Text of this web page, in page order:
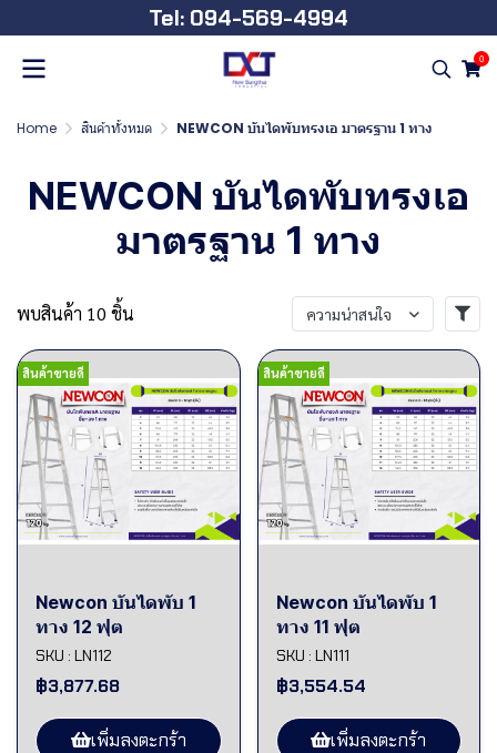
Tel: 094-569-4994
0
Home สินค้าทั้งหมด NEWCON บันไดพับทรงเอ มาตรฐาน 1 ทาง
NEWCON บันไดพับทรงเอ
มาตรฐาน 1 ทาง
พบสินค้า 10 ชิ้น ความน่าสนใจ
สินค้าขายดี
Newcon บันไดพับ 1
ทาง 12 ฟุต
SKU : LN112
฿3,877.68
เพิ่มลงตะกร้า
สินค้าขายดี
Newcon บันไดพับ 1
ทาง 11 ฟุต
SKU : LN111
฿3,554.54
เพิ่มลงตะกร้า